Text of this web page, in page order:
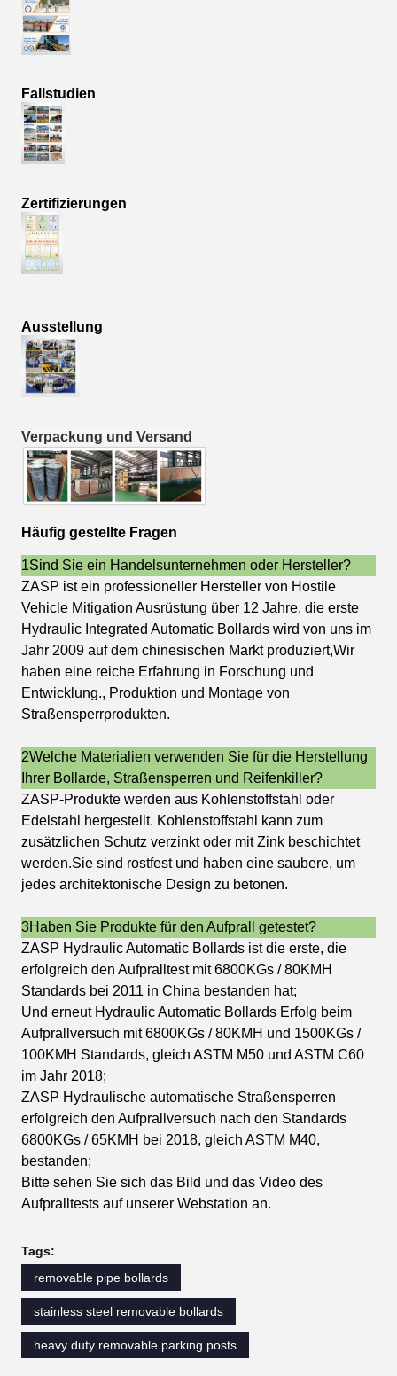
Fallstudien
Zertifizierungen
Ausstellung
Verpackung und Versand
Häufig gestellte Fragen
1Sind Sie ein Handelsunternehmen oder Hersteller?
ZASP ist ein professioneller Hersteller von Hostile
Vehicle Mitigation Ausrüstung über 12 Jahre, die erste
Hydraulic Integrated Automatic Bollards wird von uns im
Jahr 2009 auf dem chinesischen Markt produziert,Wir
haben eine reiche Erfahrung in Forschung und
Entwicklung., Produktion und Montage von
Straßensperrprodukten.
2Welche Materialien verwenden Sie für die Herstellung
Ihrer Bollarde, Straßensperren und Reifenkiller?
ZASP-Produkte werden aus Kohlenstoffstahl oder
Edelstahl hergestellt. Kohlenstoffstahl kann zum
zusätzlichen Schutz verzinkt oder mit Zink beschichtet
werden.Sie sind rostfest und haben eine saubere, um
jedes architektonische Design zu betonen.
3Haben Sie Produkte für den Aufprall getestet?
ZASP Hydraulic Automatic Bollards ist die erste, die
erfolgreich den Aufpralltest mit 6800KGs / 80KMH
Standards bei 2011 in China bestanden hat;
Und erneut Hydraulic Automatic Bollards Erfolg beim
Aufprallversuch mit 6800KGs / 80KMH und 1500KGs /
100KMH Standards, gleich ASTM M50 und ASTM C60
im Jahr 2018;
ZASP Hydraulische automatische Straßensperren
erfolgreich den Aufprallversuch nach den Standards
6800KGs / 65KMH bei 2018, gleich ASTM M40,
bestanden;
Bitte sehen Sie sich das Bild und das Video des
Aufpralltests auf unserer Webstation an.
Tags:
removable pipe bollards
stainless steel removable bollards
heavy duty removable parking posts